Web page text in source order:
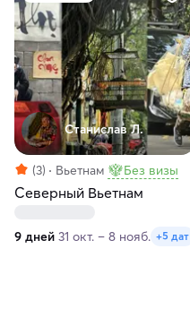
Станислав Л.
(3) Вьетнам Без визы
Северный Вьетнам
9 дней 31 окт. – 8 нояб. +5 дат